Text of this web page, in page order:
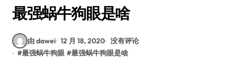
最强蜗牛狗眼是啥
由 dawei 12 月 18, 2020 没有评论
#最强蜗牛狗眼 #最强蜗牛狗眼是啥